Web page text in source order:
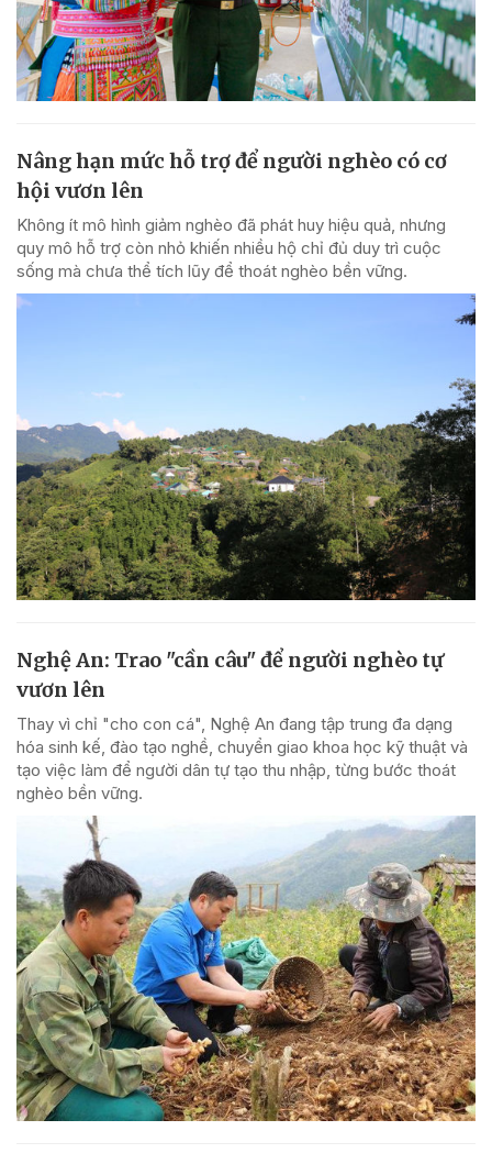
Nâng hạn mức hỗ trợ để người nghèo có cơ
hội vươn lên
Không ít mô hình giảm nghèo đã phát huy hiệu quả, nhưng
quy mô hỗ trợ còn nhỏ khiến nhiều hộ chỉ đủ duy trì cuộc
sống mà chưa thể tích lũy để thoát nghèo bền vững.
Nghệ An: Trao "cần câu" để người nghèo tự
vươn lên
Thay vì chỉ "cho con cá", Nghệ An đang tập trung đa dạng
hóa sinh kế, đào tạo nghề, chuyển giao khoa học kỹ thuật và
tạo việc làm để người dân tự tạo thu nhập, từng bước thoát
nghèo bền vững.